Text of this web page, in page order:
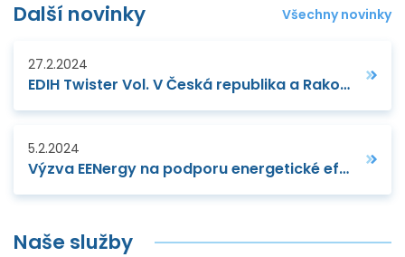
Další novinky Všechny novinky
27.2.2024
EDIH Twister Vol. V Česká republika a Rakousko
5.2.2024
Výzva EENergy na podporu energetické efektivnosti MSP otevřena
Naše služby